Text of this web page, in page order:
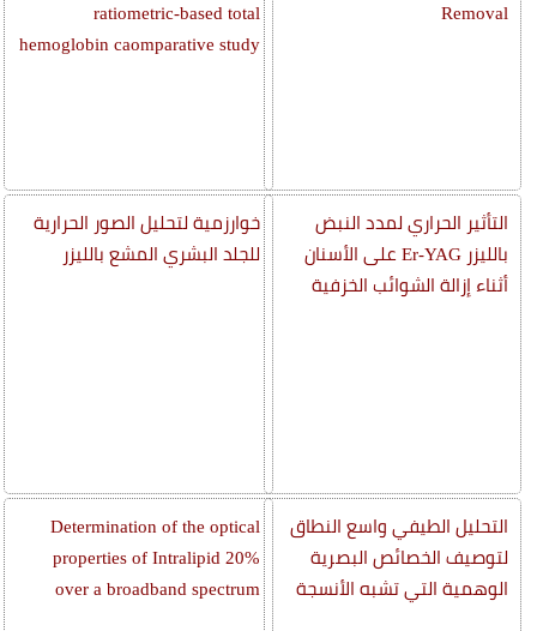
Removal
التأثير الحراري لمدد النبض
بالليزر Er-YAG على الأسنان
أثناء إزالة الشوائب الخزفية
التحليل الطيفي واسع النطاق
لتوصيف الخصائص البصرية
الوهمية التي تشبه الأنسجة
ratiometric-based total
hemoglobin caomparative study
خوارزمية لتحليل الصور الحرارية
للجلد البشري المشع بالليزر
Determination of the optical
properties of Intralipid 20%
over a broadband spectrum